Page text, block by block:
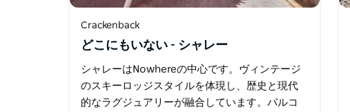
Crackenback
どこにもいない - シャレー
シャレーはNowhereの中心です。ヴィンテージ
のスキーロッジスタイルを体現し、歴史と現代
的なラグジュアリーが融合しています。バルコ